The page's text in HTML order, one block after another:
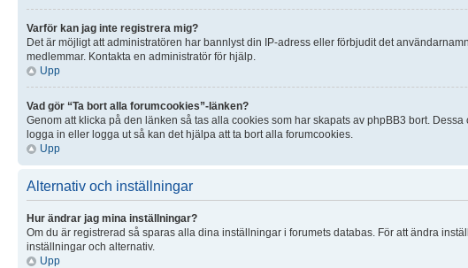
Varför kan jag inte registrera mig?
Det är möjligt att administratören har bannlyst din IP-adress eller förbjudit det
medlemmar. Kontakta en administratör för hjälp.
Upp
Vad gör “Ta bort alla forumcookies”-länken?
Genom att klicka på den länken så tas alla cookies som har skapats av phpBB3 bort.
logga in eller logga ut så kan det hjälpa att ta bort alla forumcookies.
Upp
Alternativ och inställningar
Hur ändrar jag mina inställningar?
Om du är registrerad så sparas alla dina inställningar i forumets databas. För att ändra
inställningar och alternativ.
Upp